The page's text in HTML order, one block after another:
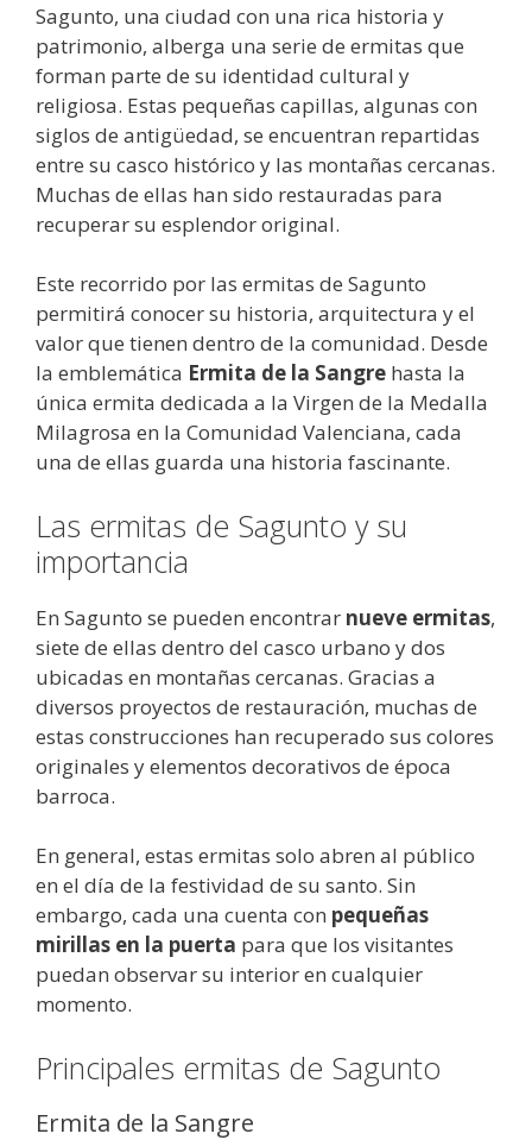
Sagunto, una ciudad con una rica historia y
patrimonio, alberga una serie de ermitas que
forman parte de su identidad cultural y
religiosa. Estas pequeñas capillas, algunas con
siglos de antigüedad, se encuentran repartidas
entre su casco histórico y las montañas cercanas.
Muchas de ellas han sido restauradas para
recuperar su esplendor original.
Este recorrido por las ermitas de Sagunto
permitirá conocer su historia, arquitectura y el
valor que tienen dentro de la comunidad. Desde
la emblemática Ermita de la Sangre hasta la
única ermita dedicada a la Virgen de la Medalla
Milagrosa en la Comunidad Valenciana, cada
una de ellas guarda una historia fascinante.
Las ermitas de Sagunto y su
importancia
En Sagunto se pueden encontrar nueve ermitas,
siete de ellas dentro del casco urbano y dos
ubicadas en montañas cercanas. Gracias a
diversos proyectos de restauración, muchas de
estas construcciones han recuperado sus colores
originales y elementos decorativos de época
barroca.
En general, estas ermitas solo abren al público
en el día de la festividad de su santo. Sin
embargo, cada una cuenta con pequeñas
mirillas en la puerta para que los visitantes
puedan observar su interior en cualquier
momento.
Principales ermitas de Sagunto
Ermita de la Sangre